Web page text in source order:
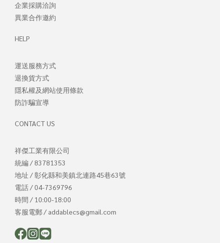
企業採購洽詢
異業合作邀約
HELP
運送服務方式
退換貨方式
隱私權及網站使用條款
防詐騙宣導
CONTACT US
祥傑工業有限公司
統編 / 83781353
地址 / 彰化縣和美鎮北連路45巷63號
電話 / 04-7369796
時間 / 10:00-18:00
客服電郵 / addablecs@gmail.com